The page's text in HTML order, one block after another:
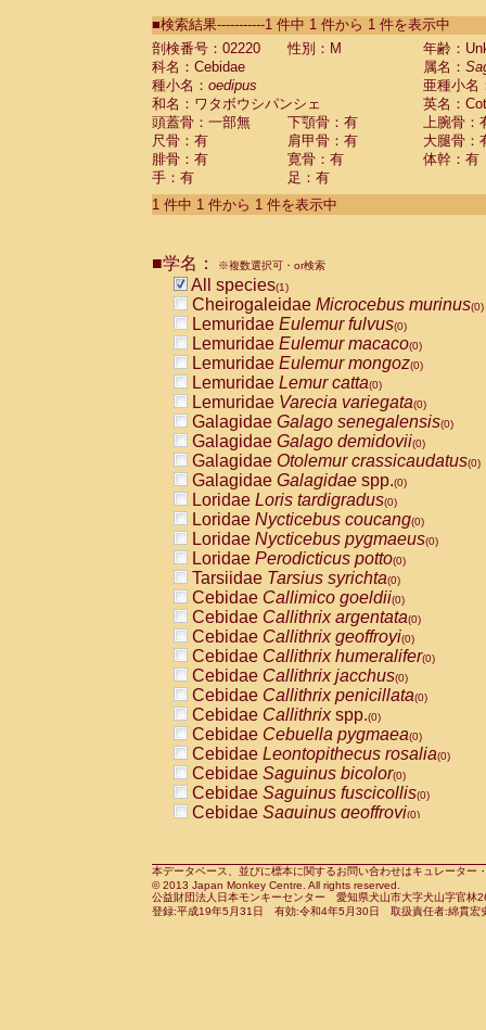
CebidaeSaguinus labiatus(0)
Cebidae Saguinus leucopus (0)
Cebidae
Cebidae
CebidaeSaguinus nigricollis (0)
Cebidae Saguinus oedipus
Cebidae Saguinus weddelli
Cebidae Saguinusspp.
Cebidae Aotus trivirgatus
Cebidae Cebus albifrons
CebidaeCebus nigrivittatus
CebidaeCebus
CebidaeSaimiri boliviensis(0)
CebidaeSaimiri sciureus(0)
AtelidaeAlouatta caraya(0)
AtelidaeAlouatta fusca(0)
AtelidaeAlouatta seniculus
AtelidaeAlouattaspp.(0)
AtelidaeAteles belzebuth(0)
AtelidaeAteles geoffroyi(0)
AtelidaeAteles paniscus(0)
AtelidaeAtelesspp.(0)
Atelidae Lagothrix lagothricha
AtelidaeLagothrix lagothricha cana
PitheciidaeCacajao calvus
PitheciidaeCallicebus cupreus
PitheciidaeCallicebus donacophilus
PitheciidaeCallicebus moloch
PitheciidaeCallicebus torquatus
PitheciidaeCallicebusspp.(0)
PitheciidaeChiropotes satanas(0)
PitheciidaePithecia monachus
PitheciidaePithecia pithecia(0)
CercopithecidaeCercocebus agilis
CercopithecidaeCercocebus
CercopithecidaeCercocebus
CercopithecidaeCercocebus
CercopithecidaeCercocebus
CercopithecidaeCercocebushybrid
CercopithecidaePapio anubis(0)
CercopithecidaePapio cynocephalus
CercopithecidaePapio hamadryas(0)
■検索結果-----------1 件中 1 件から 1 件を表示中
剖検番号：02220
性別：M
年齢：
科名：Cebidae
属名：
種小名： oedipus
亜種小名
和名：ワタボウシパンシェ
英名：
頭蓋骨：一部無
下顎骨：有
上腕骨：
尺骨：有
肩甲骨：有
大腿骨：
腓骨：有
寛骨：有
体幹：有
手：有
足：有
1 件中 1 件から 1 件を表示中
■学名： ※複数選択可・or検索
All species(1)
Cheirogaleidae Microcebus murinus(0)
Lemuridae Eulemur fulvus(0)
Lemuridae Eulemur macaco(0)
Lemuridae Eulemur mongoz(0)
Lemuridae Lemur catta(0)
Lemuridae Varecia variegata(0)
Galagidae Galago senegalensis(0)
Galagidae Galago demidovii(0)
Galagidae Otolemur crassicaudatus(0)
Galagidae Galagidae spp.(0)
Loridae Loris tardigradus(0)
Loridae Nycticebus coucang(0)
Loridae Nycticebus pygmaeus(0)
Loridae Perodicticus potto(0)
Tarsiidae Tarsius syrichta(0)
Cebidae Callimico goeldii(0)
Cebidae Callithrix argentata(0)
Cebidae Callithrix geoffroyi(0)
Cebidae Callithrix humeralifer(0)
Cebidae Callithrix jacchus(0)
Cebidae Callithrix penicillata(0)
Cebidae Callithrixspp.(0)
Cebidae Cebuella pygmaea(0)
Cebidae Leontopithecus rosalia(0)
Cebidae Saguinus bicolor(0)
Cebidae Saguinus fuscicollis(0)
Cebidae Saguinus geoffroyi(0)
CebidaeSaguinus leucopus(0)
CebidaeSaguinus midas(0)
Cebidae Saguinus mystax(0)
本データベース、並びに標本に関するお問い合わせはキュレータ
© 2013 Japan Monkey Centre. All rights reserved.
公益財団法人日本モンキーセンター 愛知県犬山市大字犬山字官
登録:平成19年5月31日 有効:令和4年5月30日 取扱責任者:綿貫宏